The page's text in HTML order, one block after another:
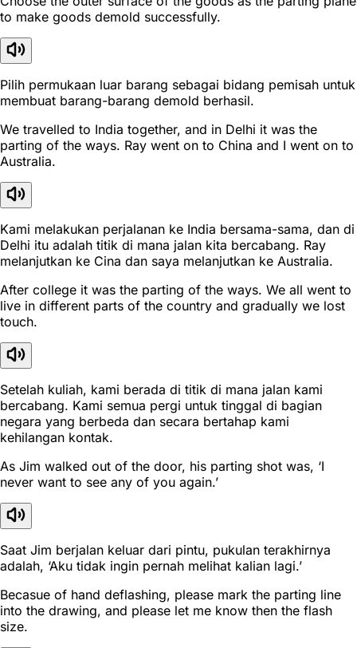
to make goods demold successfully.
Pilih permukaan luar barang sebagai bidang pemisah untuk
membuat barang-barang demold berhasil.
We travelled to India together, and in Delhi it was the
parting of the ways. Ray went on to China and I went on to
Australia.
Kami melakukan perjalanan ke India bersama-sama, dan di
Delhi itu adalah titik di mana jalan kita bercabang. Ray
melanjutkan ke Cina dan saya melanjutkan ke Australia.
After college it was the parting of the ways. We all went to
live in different parts of the country and gradually we lost
touch.
Setelah kuliah, kami berada di titik di mana jalan kami
bercabang. Kami semua pergi untuk tinggal di bagian
negara yang berbeda dan secara bertahap kami
kehilangan kontak.
As Jim walked out of the door, his parting shot was, ‘I
never want to see any of you again.’
Saat Jim berjalan keluar dari pintu, pukulan terakhirnya
adalah, ‘Aku tidak ingin pernah melihat kalian lagi.’
Becasue of hand deflashing, please mark the parting line
into the drawing, and please let me know then the flash
size.